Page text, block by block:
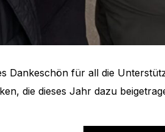
Dankeschön für all die
die dieses Jahr dazu